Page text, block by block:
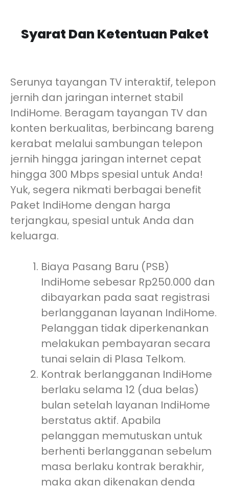
Syarat Dan Ketentuan Paket
Serunya tayangan TV interaktif, telepon
jernih dan jaringan internet stabil
IndiHome. Beragam tayangan TV dan
konten berkualitas, berbincang bareng
kerabat melalui sambungan telepon
jernih hingga jaringan internet cepat
hingga 300 Mbps spesial untuk Anda!
Yuk, segera nikmati berbagai benefit
Paket IndiHome dengan harga
terjangkau, spesial untuk Anda dan
keluarga.
Biaya Pasang Baru (PSB)
IndiHome sebesar Rp250.000 dan
dibayarkan pada saat registrasi
berlangganan layanan IndiHome.
Pelanggan tidak diperkenankan
melakukan pembayaran secara
tunai selain di Plasa Telkom.
Kontrak berlangganan IndiHome
berlaku selama 12 (dua belas)
bulan setelah layanan IndiHome
berstatus aktif. Apabila
pelanggan memutuskan untuk
berhenti berlangganan sebelum
masa berlaku kontrak berakhir,
maka akan dikenakan denda